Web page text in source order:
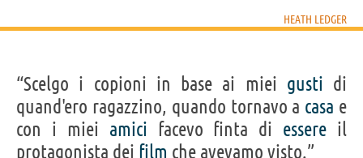
HEATH LEDGER
“Scelgo i copioni in base ai miei gusti di
quand'ero ragazzino, quando tornavo a casa e
con i miei amici facevo finta di essere il
protagonista dei film che avevamo visto.”